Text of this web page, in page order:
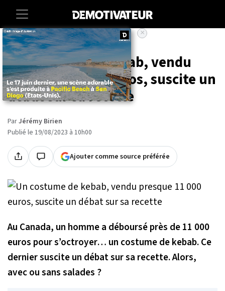
Accueil Societe Insolite
Un costume de kebab, vendu
presque 11 000 euros, suscite un
débat sur sa recette
ParJérémy Birien
Publié le 19/08/2023 à 10h00
Ajouter comme source préférée
Au Canada, un homme a déboursé près de 11 000
euros pour s’octroyer… un costume de kebab. Ce
dernier suscite un débat sur sa recette. Alors,
avec ou sans salades ?
×